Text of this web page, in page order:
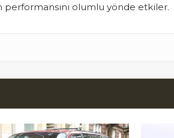
performansını olumlu yönde etkiler.